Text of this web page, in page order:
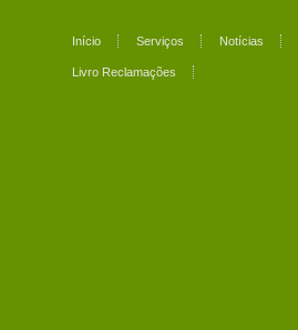
Início Serviços Notícias
Livro Reclamações